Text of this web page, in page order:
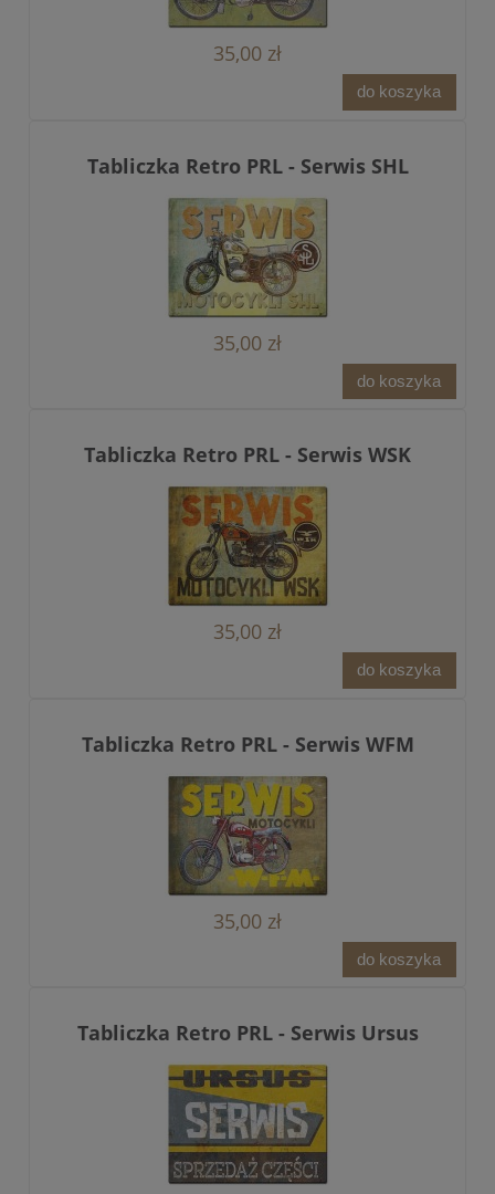
35,00 zł
do koszyka
Tabliczka Retro PRL - Serwis SHL
35,00 zł
do koszyka
Tabliczka Retro PRL - Serwis WSK
35,00 zł
do koszyka
Tabliczka Retro PRL - Serwis WFM
35,00 zł
do koszyka
Tabliczka Retro PRL - Serwis Ursus